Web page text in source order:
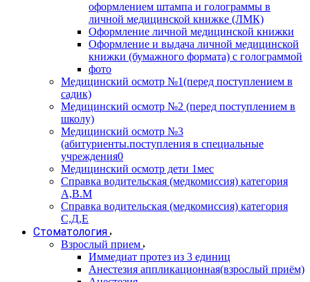
оформлением штампа и голограммы в
личной медицинской книжке (ЛМК)
Оформление личной медицинской книжки
Оформление и выдача личной медицинской
книжки (бумажного формата) с голограммой
фото
Медицинский осмотр №1(перед поступлением в
садик)
Медицинский осмотр №2 (перед поступлением в
школу)
Медицинский осмотр №3
(абитуриенты.поступления в специальные
учреждения0
Медицинский осмотр дети 1мес
Справка водительская (медкомиссия) категория
А,В.М
Справка водительская (медкомиссия) категория
С,Д,Е
Стоматология
Взрослый прием
Иммедиат протез из 3 единиц
Анестезия аппликационная(взрослый приём)